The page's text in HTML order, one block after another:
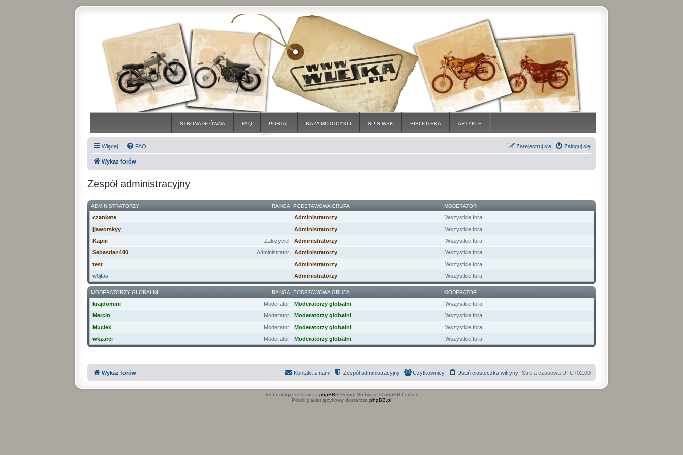
STRONA GŁÓWNA FAQ PORTAL BAZA MOTOCYKLI SPIS WSK BIBLIOTEKA ARTYKLE
Więcej… FAQ Zaloguj się
Zarejestruj się
Wykaz forów
Zespół administracyjny
RANGA
ADMINISTRATORZY PODSTAWOWA GRUPA MODERATOR
czankete Administratorzy
Wszystkie fora
jjaworskyy
Administratorzy
Wszystkie fora
Założyciel
Kapiii Administratorzy
Wszystkie fora
Administrator
Sebastian440 Administratorzy
Wszystkie fora
test
Administratorzy
Wszystkie fora
w0jtas
Administratorzy Wszystkie fora
RANGA
MODERATORZY GLOBALNI PODSTAWOWA GRUPA MODERATOR
Moderator
krajdomini Moderatorzy globalni
Wszystkie fora
Moderator
Marcin Moderatorzy globalni
Wszystkie fora
Moderator
Muciek Moderatorzy globalni
Wszystkie fora
Moderator
wkzarci Moderatorzy globalni Wszystkie fora
Wykaz forów Strefa czasowa UTC+02:00
Usuń ciasteczka witryny
Użytkownicy
Zespół administracyjny
Kontakt z nami
Technologię dostarcza phpBB® Forum Software © phpBB Limited
Polski pakiet językowy dostarcza phpBB.pl